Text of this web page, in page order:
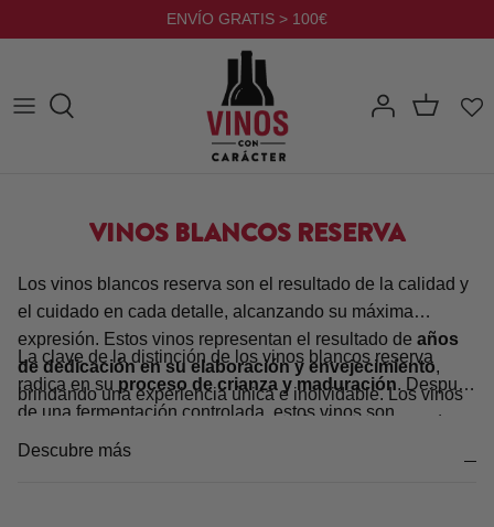
al
ENVÍO GRATIS > 100€
VINOS BLANCOS RESERVA
Los vinos blancos reserva son el resultado de la calidad y
el cuidado en cada detalle, alcanzando su máxima
expresión. Estos vinos representan el resultado de años
de dedicación en su elaboración y envejecimiento,
brindando una experiencia única e inolvidable. Los vinos
blancos reserva destacan por su meticuloso proceso de
creación. Las uvas seleccionadas cuidadosamente son
La clave de la distinción de los vinos blancos reserva
radica en su proceso de crianza y maduración. Después
de una fermentación controlada, estos vinos son
trasladados a barricas de roble, donde comienza su
Descubre más